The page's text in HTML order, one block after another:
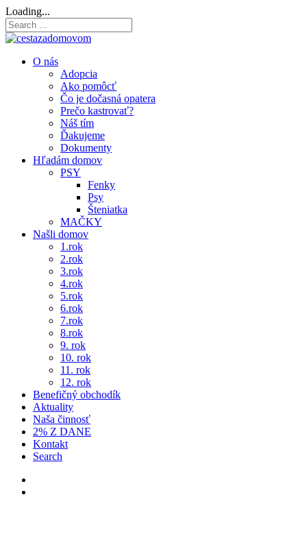
Loading...
O nás
Adopcia
Ako pomôcť
Čo je dočasná opatera
Prečo kastrovať?
Náš tím
Ďakujeme
Dokumenty
Hľadám domov
PSY
Fenky
Psy
Šteniatka
MAČKY
Našli domov
1.rok
2.rok
3.rok
4.rok
5.rok
6.rok
7.rok
8.rok
9. rok
10. rok
11. rok
12. rok
Benefičný obchodík
Aktuality
Naša činnosť
2% Z DANE
Kontakt
Search